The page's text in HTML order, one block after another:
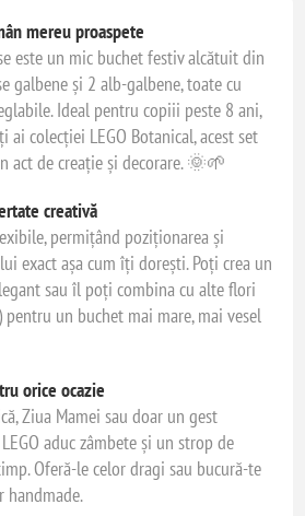
mereu proaspete
este un mic buchet festiv alcătuit din
galbene și 2 alb-galbene, toate cu
Ideal pentru copiii peste 8 ani,
colecției LEGO Botanical, acest set
act de creație și decorare. 🌞🌱
creativă
permițând poziționarea și
exact așa cum îți dorești. Poți crea un
sau îl poți combina cu alte flori
pentru un buchet mai mare, mai vesel
orice ocazie
Ziua Mamei sau doar un gest
aduc zâmbete și un strop de
Oferă-le celor dragi sau bucură-te
handmade.